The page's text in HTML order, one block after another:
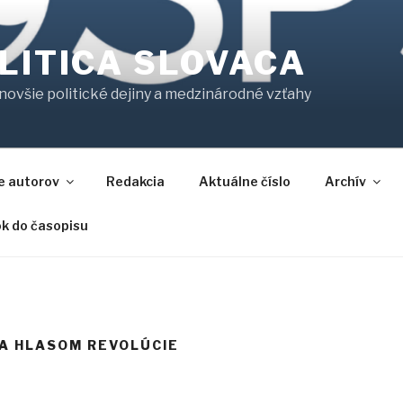
SLOVACA
politické dejiny a medzinárodné vzťahy
autorov Redakcia Aktuálne číslo Archív
do časopisu
HLASOM REVOLÚCIE